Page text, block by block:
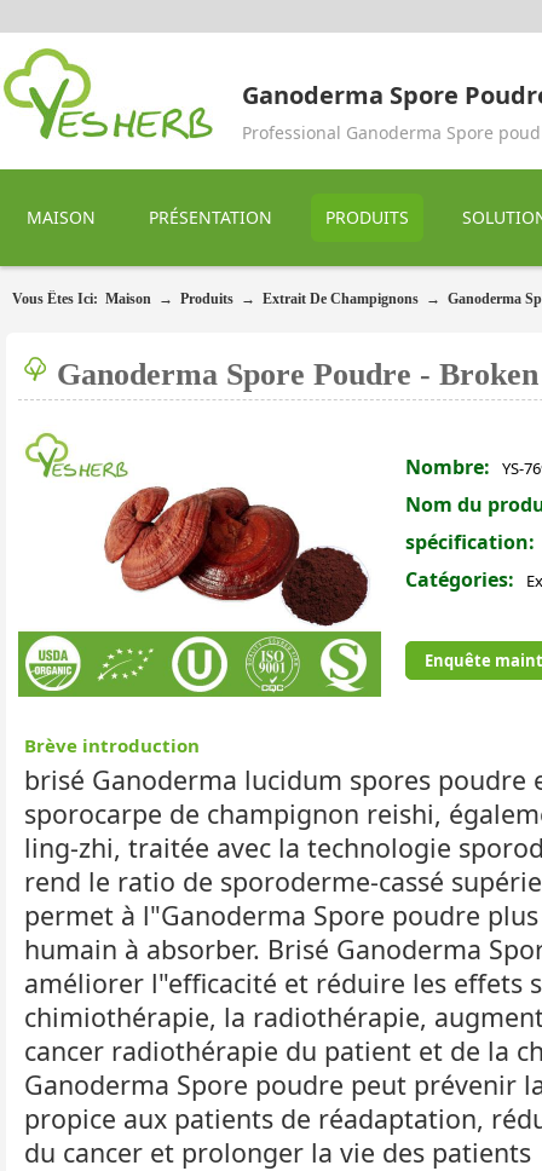
Ganoderma Spore
Professional Ganoderma Spore
MAISON PRÉSENTATION PRODUITS
Vous Êtes Ici: Maison → Produits → Extrait De Champignons → Ganoderma
Ganoderma Spore Poudre -
Nombre: YS-
Nom du
spécification:
Catégories:
Enquête
Brève introduction
brisé Ganoderma lucidum spores
sporocarpe de champignon reishi,
ling-zhi, traitée avec la technologie
rend le ratio de sporoderme-cassé
permet à l"Ganoderma Spore poudre
humain à absorber. Brisé Ganoderma
améliorer l"efficacité et réduire les effets
chimiothérapie, la radiothérapie,
cancer radiothérapie du patient et de la
Ganoderma Spore poudre peut prévenir
propice aux patients de réadaptation,
du cancer et prolonger la vie des patients